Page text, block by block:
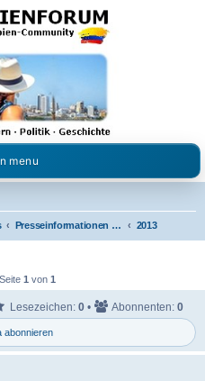
und Visum in Kolumbien und Venezuela.
Kolumbienforum
menu
Presseinformationen & Neuigkeiten 2013
1 von 1
abonnieren
Lesezeichen: 0 • Abonnenten: 0